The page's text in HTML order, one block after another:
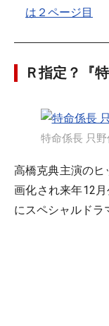
は２ページ目
Ｒ指定？『
特命係長 只野
高橋克典主演のヒ
画化され来年12
にスペシャルドラ